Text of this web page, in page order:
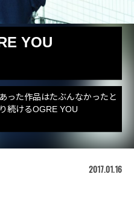
YOU
った作品はたぶんなかったと
続けるOGRE YOU
2017.01.16